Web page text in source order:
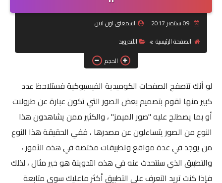
جرافيك
كورسات
مقالات
القسم الديني
العناية بالصحة
سياحة
اسمعنى اون لاين
الصفحة الرئيسية
الأندرويد
الحجم
لو أنك تتصفح الصفحات الكوميدية الفيسبوكية فستلاحظ عدد
كبير منها تقوم بتصميم بعض الصور التي تكون عبارة عن طرولات
أو بما يصطلح عليه "صور الميمز" ، والكثير ممن يشاهدون هذا
النوع من الصور يتساءلون عن مصدرها ، ففي الحقيقة هذا النوع
من يوجد في عدة مواقع وتطبيقات مختصة في هذه الأمور ،
والتطبيق الذي سنتحدث عنه في هذه التدوينة هو خير مثال ، لذلك
فإذا كنت تريد التعرف على التطبيق أكثر ماعليك سوى متابعة